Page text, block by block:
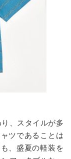
、スタイルが多
ツであることは
、盛夏の軽装を